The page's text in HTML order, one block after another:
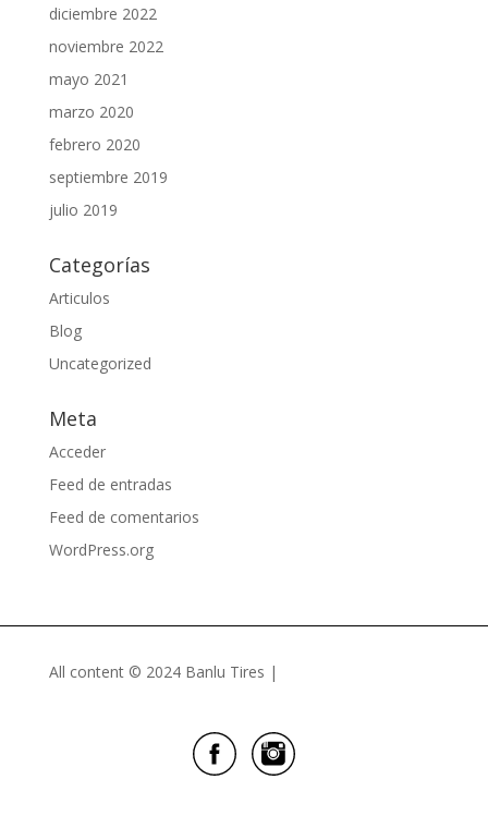
diciembre 2022
noviembre 2022
mayo 2021
marzo 2020
febrero 2020
septiembre 2019
julio 2019
Categorías
Articulos
Blog
Uncategorized
Meta
Acceder
Feed de entradas
Feed de comentarios
WordPress.org
All content © 2024 Banlu Tires |